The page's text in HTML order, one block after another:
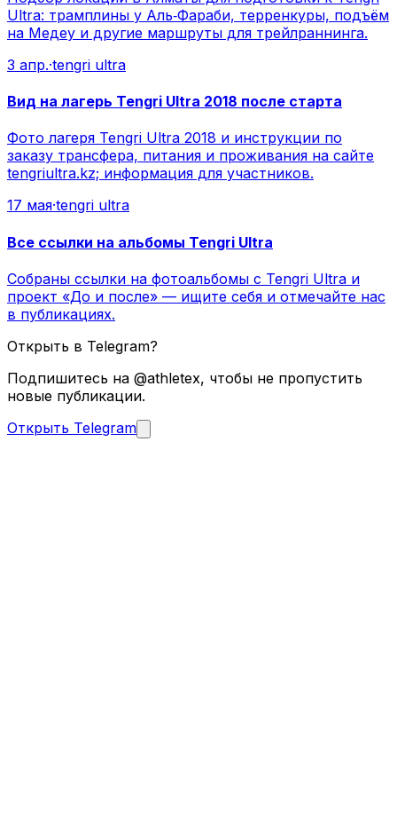
Ultra: трамплины у Аль‑Фараби, терренкуры, подъём
на Медеу и другие маршруты для трейлраннинга.
3 апр.·tengri ultra
Вид на лагерь Tengri Ultra 2018 после старта
Фото лагеря Tengri Ultra 2018 и инструкции по
заказу трансфера, питания и проживания на сайте
tengriultra.kz; информация для участников.
17 мая·tengri ultra
Все ссылки на альбомы Tengri Ultra
Собраны ссылки на фотоальбомы с Tengri Ultra и
проект «До и после» — ищите себя и отмечайте нас
в публикациях.
Открыть в Telegram?
Подпишитесь на @athletex, чтобы не пропустить
новые публикации.
Открыть Telegram